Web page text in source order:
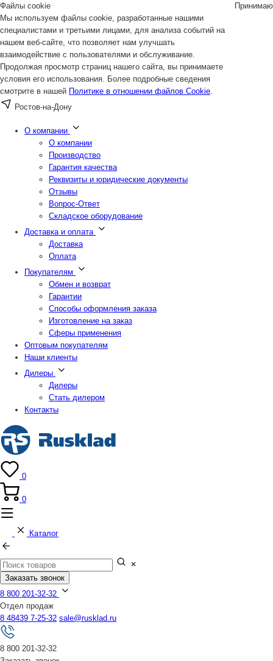
Файлы cookie
Мы используем файлы cookie, разработанные нашими
специалистами и третьими лицами, для анализа событий на
нашем веб-сайте, что позволяет нам улучшать
взаимодействие с пользователями и обслуживание.
Продолжая просмотр страниц нашего сайта, вы принимаете
условия его использования. Более подробные сведения
смотрите в нашей Политике в отношении файлов Cookie.
Принимаю
Ростов-на-Дону
О компании
О компании
Производство
Гарантия качества
Реквизиты и юридические документы
Отзывы
Вопрос-Ответ
Складское оборудование
Доставка и оплата
Доставка
Оплата
Покупателям
Обмен и возврат
Гарантии
Способы оформления заказа
Изготовление на заказ
Сферы применения
Оптовым покупателям
Наши клиенты
Дилеры
Дилеры
Стать дилером
Контакты
0
0
Каталог
Заказать звонок
8 800 201-32-32
Отдел продаж
8 48439 7-25-32 sale@rusklad.ru
8 800 201-32-32